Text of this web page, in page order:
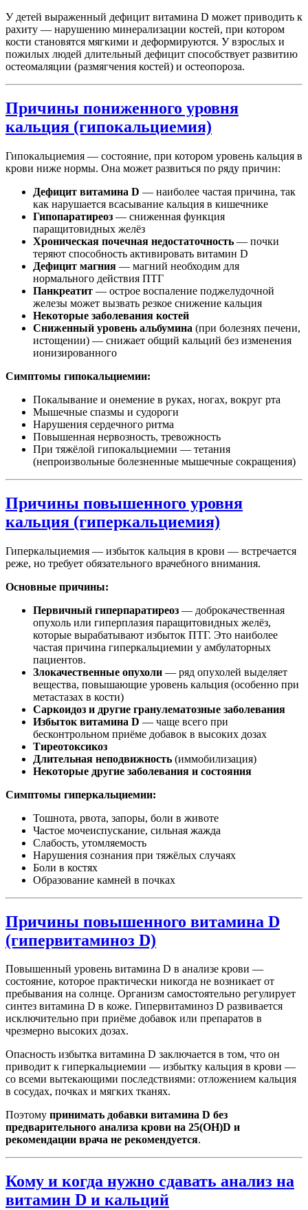
У детей выраженный дефицит витамина D может приводить к
рахиту — нарушению минерализации костей, при котором
кости становятся мягкими и деформируются. У взрослых и
пожилых людей длительный дефицит способствует развитию
остеомаляции (размягчения костей) и остеопороза.
Причины пониженного уровня
кальция (гипокальциемия)
Гипокальциемия — состояние, при котором уровень кальция в
крови ниже нормы. Она может развиться по ряду причин:
Дефицит витамина D — наиболее частая причина, так
как нарушается всасывание кальция в кишечнике
Гипопаратиреоз — сниженная функция
паращитовидных желёз
Хроническая почечная недостаточность — почки
теряют способность активировать витамин D
Дефицит магния — магний необходим для
нормального действия ПТГ
Панкреатит — острое воспаление поджелудочной
железы может вызвать резкое снижение кальция
Некоторые заболевания костей
Сниженный уровень альбумина (при болезнях печени,
истощении) — снижает общий кальций без изменения
ионизированного
Симптомы гипокальциемии:
Покалывание и онемение в руках, ногах, вокруг рта
Мышечные спазмы и судороги
Нарушения сердечного ритма
Повышенная нервозность, тревожность
При тяжёлой гипокальциемии — тетания
(непроизвольные болезненные мышечные сокращения)
Причины повышенного уровня
кальция (гиперкальциемия)
Гиперкальциемия — избыток кальция в крови — встречается
реже, но требует обязательного врачебного внимания.
Основные причины:
Первичный гиперпаратиреоз — доброкачественная
опухоль или гиперплазия паращитовидных желёз,
которые вырабатывают избыток ПТГ. Это наиболее
частая причина гиперкальциемии у амбулаторных
пациентов.
Злокачественные опухоли — ряд опухолей выделяет
вещества, повышающие уровень кальция (особенно при
метастазах в кости)
Саркоидоз и другие гранулематозные заболевания
Избыток витамина D — чаще всего при
бесконтрольном приёме добавок в высоких дозах
Тиреотоксикоз
Длительная неподвижность (иммобилизация)
Некоторые другие заболевания и состояния
Симптомы гиперкальциемии:
Тошнота, рвота, запоры, боли в животе
Частое мочеиспускание, сильная жажда
Слабость, утомляемость
Нарушения сознания при тяжёлых случаях
Боли в костях
Образование камней в почках
Причины повышенного витамина D
(гипервитаминоз D)
Повышенный уровень витамина D в анализе крови —
состояние, которое практически никогда не возникает от
пребывания на солнце. Организм самостоятельно регулирует
синтез витамина D в коже. Гипервитаминоз D развивается
исключительно при приёме добавок или препаратов в
чрезмерно высоких дозах.
Опасность избытка витамина D заключается в том, что он
приводит к гиперкальциемии — избытку кальция в крови —
со всеми вытекающими последствиями: отложением кальция
в сосудах, почках и мягких тканях.
Поэтому принимать добавки витамина D без
предварительного анализа крови на 25(OH)D и
рекомендации врача не рекомендуется.
Кому и когда нужно сдавать анализ на
витамин D и кальций